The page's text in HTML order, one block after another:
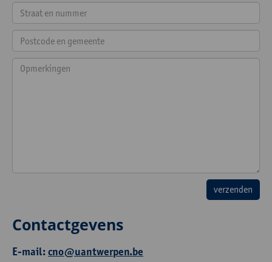
Contactgevens
E-mail:cno@uantwerpen.be